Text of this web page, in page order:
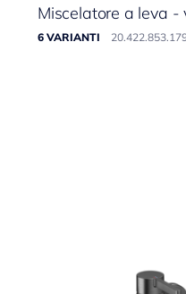
Miscelatore a leva -
6 VARIANTI